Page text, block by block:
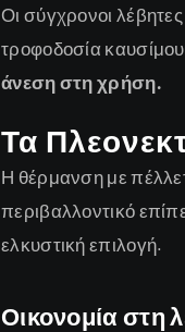
Οι σύγχρονοι
τροφοδοσία
άνεση στη χρήση.
Τα
Η θέρμανση με
περιβαλλοντικό
ελκυστική επιλογή.
Οικονομία στη